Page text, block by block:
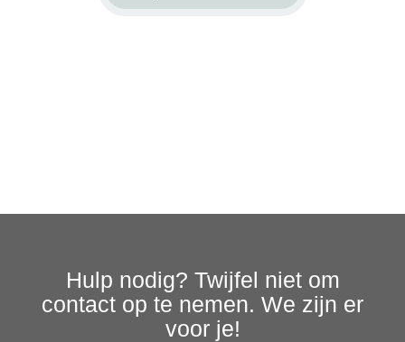
Hulp nodig? Twijfel niet om
contact op te nemen. We zijn er
voor je!